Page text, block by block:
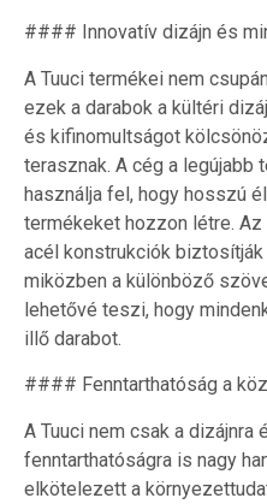
#### Innovatív dizájn és
A Tuuci termékei nem
ezek a darabok a kültéri
és kifinomultságot
terasznak. A cég a legújabb
használja fel, hogy hosszú
termékeket hozzon létre.
acél konstrukciók
miközben a különböző
lehetővé teszi, hogy
illő darabot.
#### Fenntarthatóság a
A Tuuci nem csak a dizájnra
fenntarthatóságra is nagy
elkötelezett a